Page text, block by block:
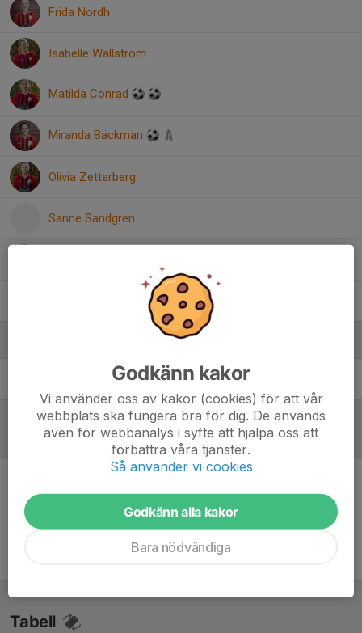
Frida Nordh
Isabelle Wallström
Matilda Conrad
Miranda Bäckman
Olivia Zetterberg
Sanne Sandgren
Tobbe EkströmTränare
Referat
Inget referat skrivet
Tabell
Godkänn kakor
Vi använder oss av kakor (cookies) för att vår
webbplats ska fungera bra för dig. De används
även för webbanalys i syfte att hjälpa oss att
förbättra våra tjänster.
Så använder vi cookies
Godkänn alla kakor
Bara nödvändiga